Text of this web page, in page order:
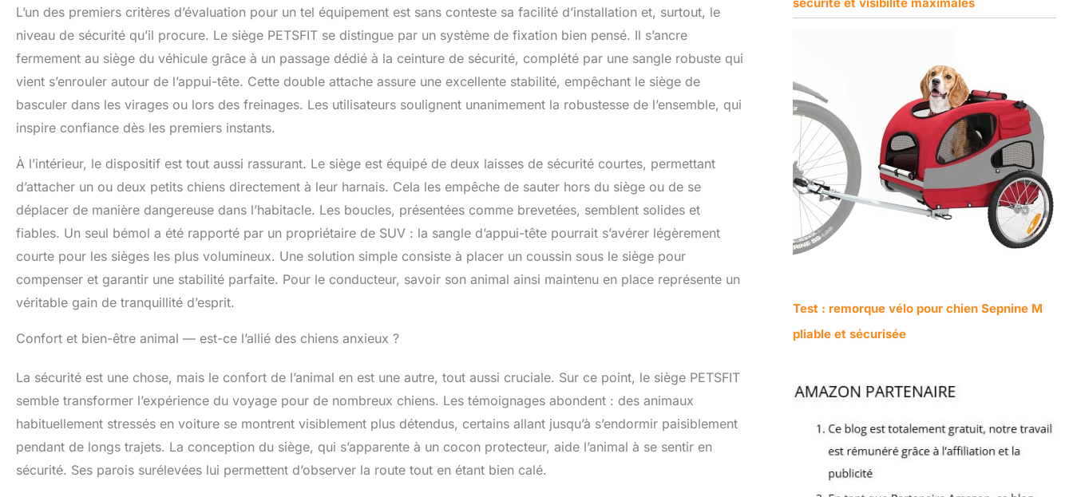
caractéristiques maintiennent le siège pour chien en place et empêchent
votre animal de compagnie de sauter, ce qui lui permet de rester confortable
et sécurisé sans distraire le conducteur. Corde de sécurité améliorée : le
siège de voiture pour chien de taille moyenne est livré avec une laisse
améliorée, qui relie directement le gilet à la boucle de ceinture de sécurité de
voiture à travers une languette de ceinture de sécurité spéciale. Le design de
tampon élastique peut protéger votre chien contre les freins brusques ou les
virages serrés. Corde de sécurité amovible pour 1 ou 2 animaux de
compagnie : le siège de voiture rehausseur pour chien est fabriqué en cuir
synthétique imperméable de haute qualité, facile à nettoyer. La doublure en
peluche imitation lapin et l'oreiller bien conçu gardent les animaux de
compagnie confortables et donnent aux chiens nerveux une conduite fluide.
Le design innovant permet également au siège de voiture pour chien d'être
facilement plié à plat pour le rangement.
L’un des premiers critères d’évaluation pour un tel équipement est sans conteste sa facilité d’installation et, surtout, le
niveau de sécurité qu’il procure. Le siège PETSFIT se distingue par un système de fixation bien pensé. Il s’ancre
fermement au siège du véhicule grâce à un passage dédié à la ceinture de sécurité, complété par une sangle robuste qui
vient s’enrouler autour de l’appui-tête. Cette double attache assure une excellente stabilité, empêchant le siège de
basculer dans les virages ou lors des freinages. Les utilisateurs soulignent unanimement la robustesse de l’ensemble, qui
inspire confiance dès les premiers instants.
À l’intérieur, le dispositif est tout aussi rassurant. Le siège est équipé de deux laisses de sécurité courtes, permettant
d’attacher un ou deux petits chiens directement à leur harnais. Cela les empêche de sauter hors du siège ou de se
déplacer de manière dangereuse dans l’habitacle. Les boucles, présentées comme brevetées, semblent solides et
fiables. Un seul bémol a été rapporté par un propriétaire de SUV : la sangle d’appui-tête pourrait s’avérer légèrement
courte pour les sièges les plus volumineux. Une solution simple consiste à placer un coussin sous le siège pour
compenser et garantir une stabilité parfaite. Pour le conducteur, savoir son animal ainsi maintenu en place représente un
véritable gain de tranquillité d’esprit.
Confort et bien-être animal — est-ce l’allié des chiens anxieux ?
La sécurité est une chose, mais le confort de l’animal en est une autre, tout aussi cruciale. Sur ce point, le siège PETSFIT
semble transformer l’expérience du voyage pour de nombreux chiens. Les témoignages abondent : des animaux
habituellement stressés en voiture se montrent visiblement plus détendus, certains allant jusqu’à s’endormir paisiblement
pendant de longs trajets. La conception du siège, qui s’apparente à un cocon protecteur, aide l’animal à se sentir en
sécurité. Ses parois surélevées lui permettent d’observer la route tout en étant bien calé.
Test : remorque vélo pour chien Sepnine M
pliable et sécurisée